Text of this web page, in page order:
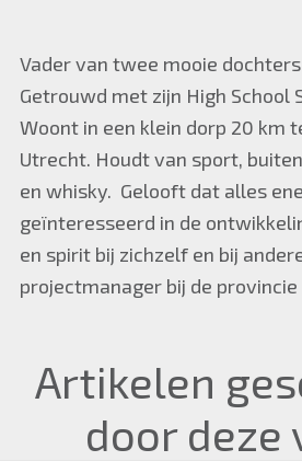
Vader van twee mooie
Getrouwd met zijn High School
Woont in een klein dorp 20 km
Utrecht. Houdt van sport,
en whisky. Gelooft dat alles
geïnteresseerd in de
en spirit bij zichzelf en bij
projectmanager bij de
Artikelen
door deze